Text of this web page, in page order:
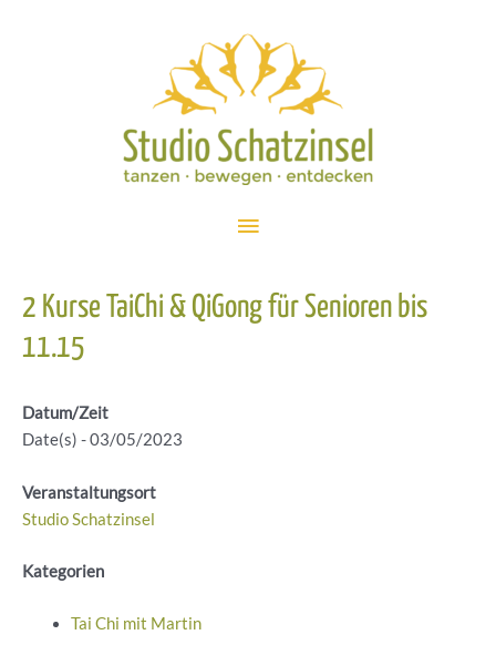
Hauptmenü
2 Kurse TaiChi & QiGong für Senioren bis
11.15
Datum/Zeit
Date(s) - 03/05/2023
Veranstaltungsort
Studio Schatzinsel
Kategorien
Tai Chi mit Martin